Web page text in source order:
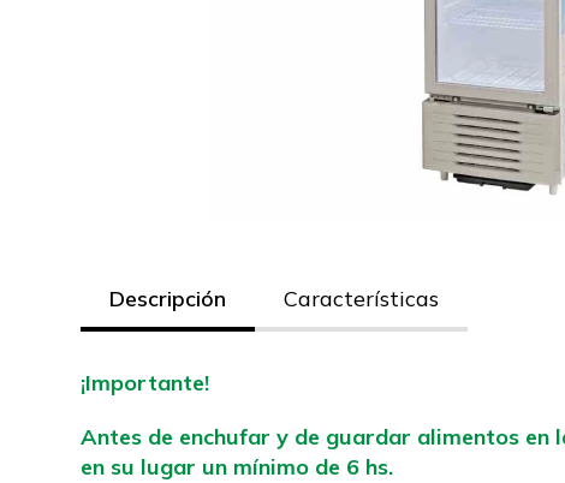
Descripción Características
¡Importante!
Antes de enchufar y de guardar alimentos en
en su lugar un mínimo de 6 hs.